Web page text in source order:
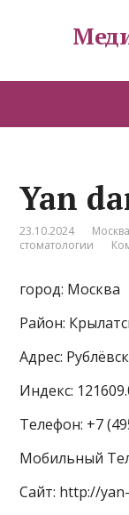
Yan
23.10.2024 Москва
стоматологии
город: Москва
Район:
Адрес:
Индекс:
Телефон: +7
Мобильный
Сайт: http://